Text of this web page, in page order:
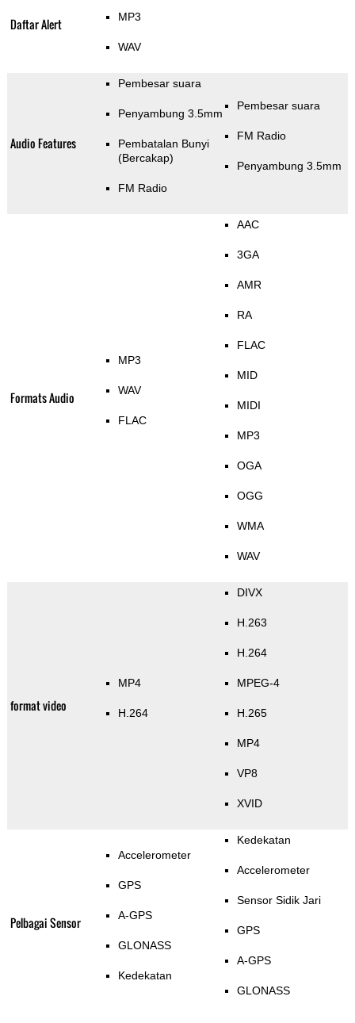
Daftar Alert MP3
WAV
Audio Features
Pembesar suara
Penyambung 3.5mm
Pembatalan Bunyi
(Bercakap)
FM Radio
Pembesar suara
FM Radio
Penyambung 3.5mm
Formats Audio
MP3
WAV
FLAC
AAC
3GA
AMR
RA
FLAC
MID
MIDI
MP3
OGA
OGG
WMA
WAV
format video
MP4
H.264
DIVX
H.263
H.264
MPEG-4
H.265
MP4
VP8
XVID
Pelbagai Sensor
Accelerometer
GPS
A-GPS
GLONASS
Kedekatan
Kedekatan
Accelerometer
Sensor Sidik Jari
GPS
A-GPS
GLONASS